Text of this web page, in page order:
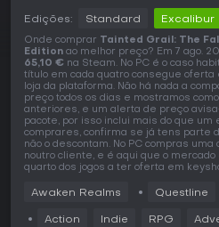
Edições: Standard Excalibur
Onde comprar Tainted Grail: The
Edition ao melhor preço? Em 7 ago.
65,10 € na Steam. No PC é o caso
título em cada quatro consegue oferta
loja da plataforma. Não há nada a
preço todos os dias e mostramos
anteriores, e um alerta de preço
pacote, por isso inclui mais do que um
comprares, confirma se já tens parte
não o descontam. No PC compras
noutro cliente, e é aqui que o
quarto dos jogos a ter oferta em
Awaken Realms Questline
Action Indie RPG